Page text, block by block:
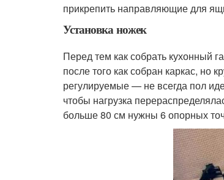
прикрепить направляющие для
Установка ножек
Перед тем как собрать кухонный
после того как собран каркас, но
регулируемые — не всегда пол
чтобы нагрузка
больше 80 см нужны 6 опорных